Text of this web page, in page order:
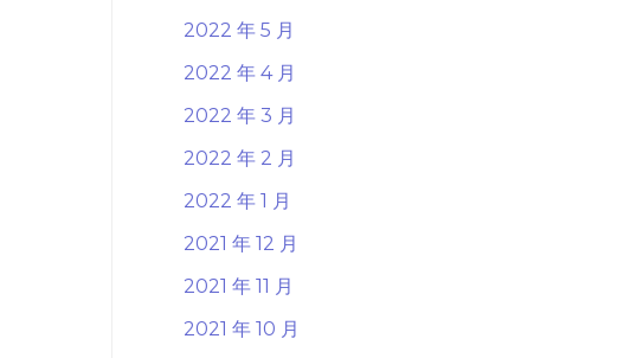
2022 年 5 月
2022 年 4 月
2022 年 3 月
2022 年 2 月
2022 年 1 月
2021 年 12 月
2021 年 11 月
2021 年 10 月